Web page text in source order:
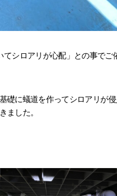
シロアリが心配」との事でご
礎に蟻道を作ってシロアリが
ました。